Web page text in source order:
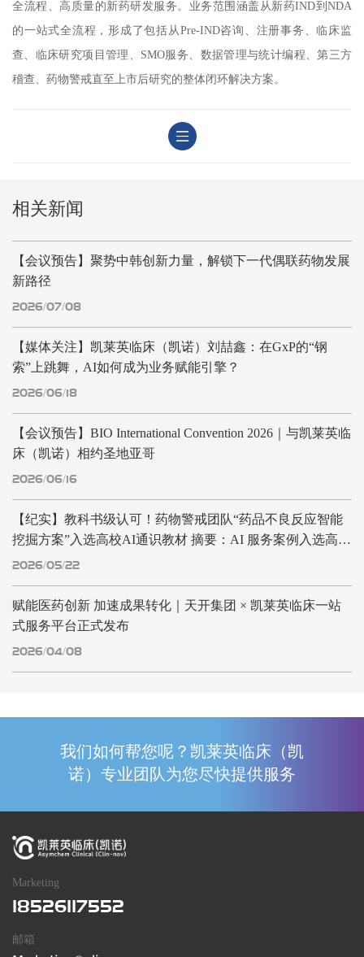
全流程、高质量的新药研发服务。业务范围涵盖从新药IND到NDA
的一站式全流程，形成了包括从Pre-IND咨询、注册事务、临床监
查、临床研究项目管理、SMO服务、数据管理与统计编程、第三方
稽查、药物警戒直至上市后研究的整体闭环解决方案。
相关新闻
【会议预告】聚势中韩创新力量，解锁下一代偶联药物发展
新路径
2026/07/08
【媒体关注】凯莱英临床（凯诺）刘喆鑫：在GxP的“钢
索”上跳舞，AI如何成为业务赋能引擎？
2026/06/18
【会议预告】BIO International Convention 2026｜与凯莱英临
床（凯诺）相约圣地亚哥
2026/06/16
【纪实】教科书级认可！药物警戒团队“药品不良反应智能
挖掘方案”入选高校AI通识教材 摘要：AI 服务案例入选高校
教材，获“教科书级”认可。
2026/05/22
赋能医药创新 加速成果转化｜天开集团 × 凯莱英临床一站
式服务平台正式发布
2026/04/08
我们如何帮您呢？凯莱英临床（凯
诺）专业团队为您尽快提供服务
Marketing
18526117552
邮箱